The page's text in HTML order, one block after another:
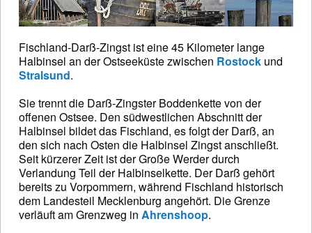
Fischland-Darß-Zingst ist eine 45 Kilometer lange
Halbinsel an der Ostseeküste zwischen Rostock und
Stralsund.
Sie trennt die Darß-Zingster Boddenkette von der
offenen Ostsee. Den südwestlichen Abschnitt der
Halbinsel bildet das Fischland, es folgt der Darß, an
den sich nach Osten die Halbinsel Zingst anschließt.
Seit kürzerer Zeit ist der Große Werder durch
Verlandung Teil der Halbinselkette. Der Darß gehört
bereits zu Vorpommern, während Fischland historisch
dem Landesteil Mecklenburg angehört. Die Grenze
verläuft am Grenzweg in Ahrenshoop.